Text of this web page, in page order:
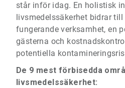
står inför idag. En holistisk
livsmedelssäkerhet bidrar
fungerande verksamhet, en
gästerna och
potentiella
De 9 mest förbisedda
livsmedelssäkerhet: